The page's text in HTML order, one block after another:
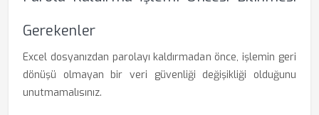
Gerekenler
Excel dosyanızdan parolayı kaldırmadan önce, işlemin geri
dönüşü olmayan bir veri güvenliği değişikliği olduğunu
unutmamalısınız.